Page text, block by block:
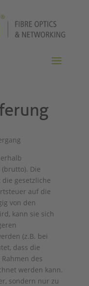
Die
gesetzliche
auf die
von den
kann sie sich
(z.B. bei
dass die
des
werden kann.
sondern nur zu